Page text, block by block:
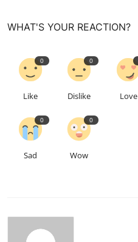
WHAT'S YOUR REACTION?
0
Like
0
Dislike Love
0
Sad
0
Wow